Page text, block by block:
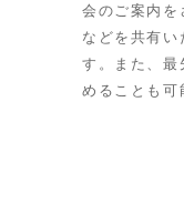
会のご案内を
などを共有い
す。また、最
めることも可